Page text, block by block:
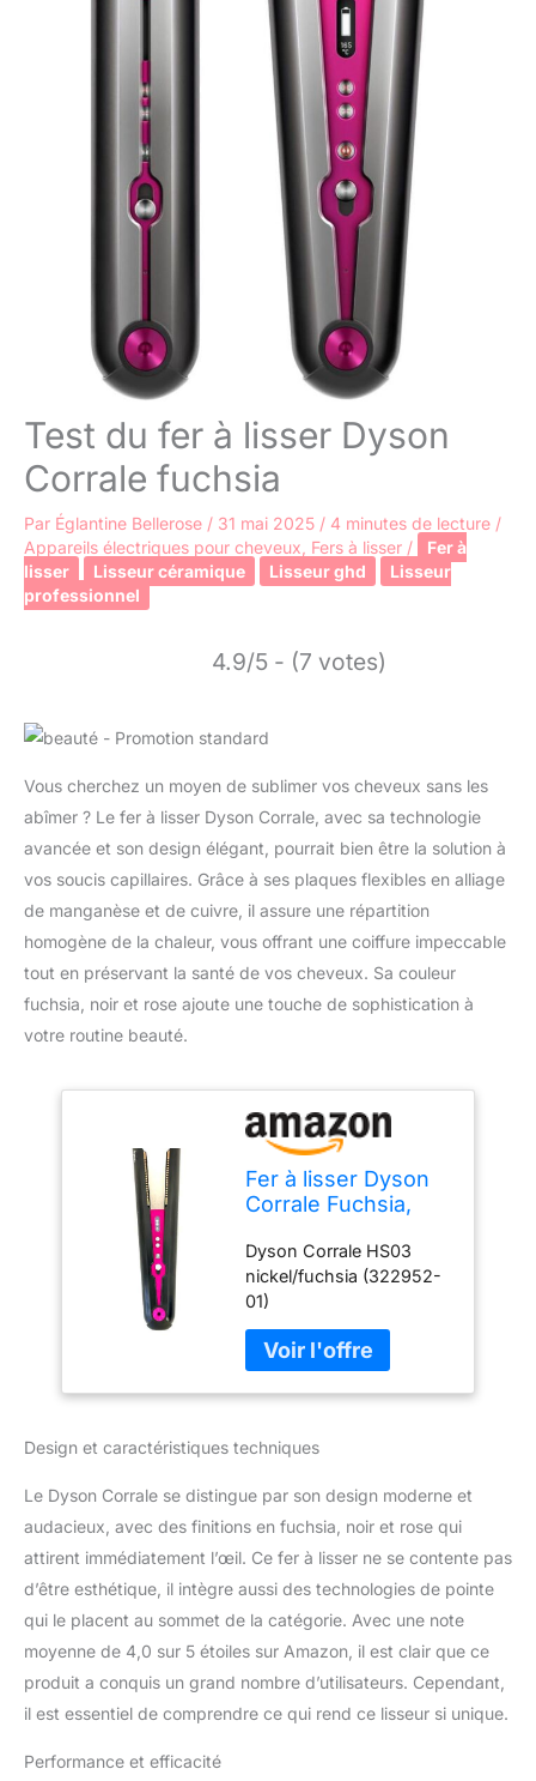
Test du fer à lisser Dyson
Corrale fuchsia
Par Églantine Bellerose / 31 mai 2025 / 4 minutes de lecture /
Appareils électriques pour cheveux Fers à lisser /
Fer à
lisser
Lisseur céramique Lisseur ghd
Lisseur
professionnel
4.9/5 - (7 votes)
Vous cherchez un moyen de sublimer vos cheveux sans les
abîmer ? Le fer à lisser Dyson Corrale, avec sa technologie
avancée et son design élégant, pourrait bien être la solution à
vos soucis capillaires. Grâce à ses plaques flexibles en alliage
de manganèse et de cuivre, il assure une répartition
homogène de la chaleur, vous offrant une coiffure impeccable
tout en préservant la santé de vos cheveux. Sa couleur
fuchsia, noir et rose ajoute une touche de sophistication à
votre routine beauté.
Fer à lisser Dyson
Corrale Fuchsia,
Dyson Corrale HS03
nickel/fuchsia (322952-
01)
Design et caractéristiques techniques
Le Dyson Corrale se distingue par son design moderne et
audacieux, avec des finitions en fuchsia, noir et rose qui
attirent immédiatement l’œil. Ce fer à lisser ne se contente pas
d’être esthétique, il intègre aussi des technologies de pointe
qui le placent au sommet de la catégorie. Avec une note
moyenne de 4,0 sur 5 étoiles sur Amazon, il est clair que ce
produit a conquis un grand nombre d’utilisateurs. Cependant,
il est essentiel de comprendre ce qui rend ce lisseur si unique.
Performance et efficacité